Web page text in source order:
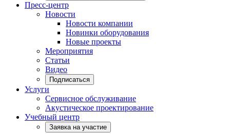
Пресс-центр
Новости
Новости компании
Новинки оборудования
Новые проекты
Мероприятия
Статьи
Видео
Подписаться
Услуги
Сервисное обслуживание
Акустическое проектирование
Учебный центр
Заявка на участие